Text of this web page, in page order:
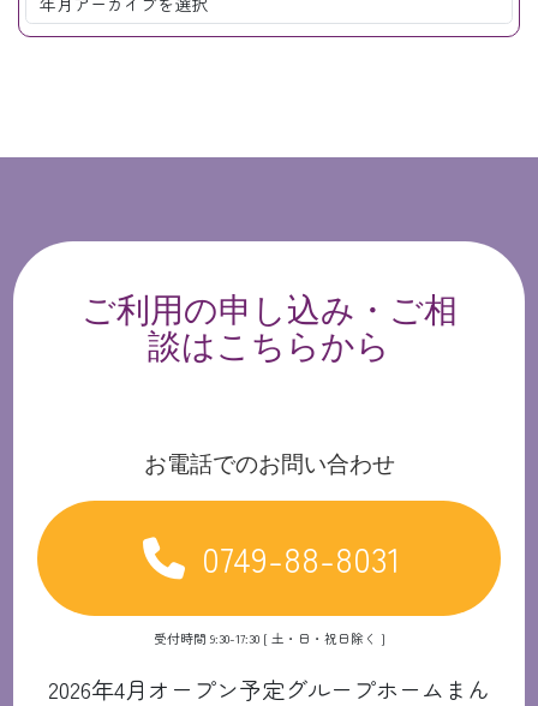
ご利用の申し込み・ご相
談はこちらから
お電話でのお問い合わせ
0749-88-8031
受付時間 9:30-17:30 [ 土・日・祝日除く ]
2026年4月オープン予定グループホームまん